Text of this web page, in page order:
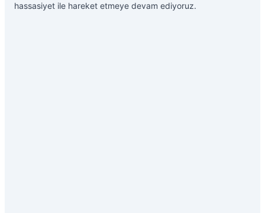
hassasiyet ile hareket etmeye devam ediyoruz.